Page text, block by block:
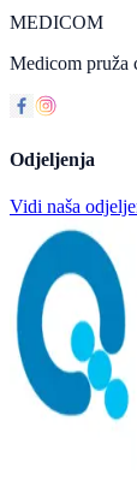
MEDICOM
Medicom pruža
Odjeljenja
Vidi naša